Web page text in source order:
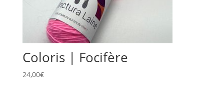
Coloris | Focifère
24,00€